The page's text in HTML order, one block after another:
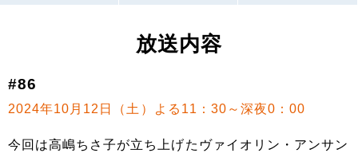
放送内容
#86
2024年10月12日（土）よる11：30～深夜0：00
今回は高嶋ちさ子が立ち上げたヴァイオリン・アンサン